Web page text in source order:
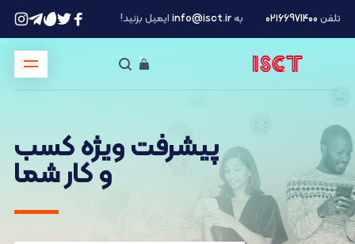
تلفن ۰۲۱66971400 بهinfo@isct.irایمیل بزنید!
پیشرفت ویژه کسب
و کار شما